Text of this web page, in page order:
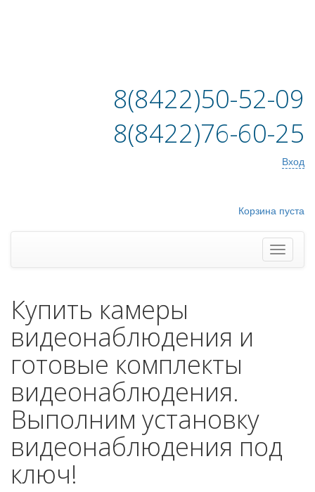
8(8422)50-52-09
8(8422)76-60-25
Вход
Корзина пуста
Купить камеры
видеонаблюдения и
готовые комплекты
видеонаблюдения.
Выполним установку
видеонаблюдения под
ключ!